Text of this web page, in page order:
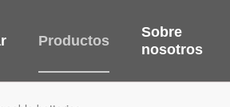
Productos
Sobre
nosotros